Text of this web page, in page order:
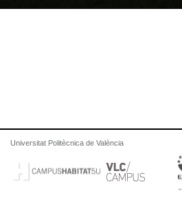
Universitat Politècnica de València